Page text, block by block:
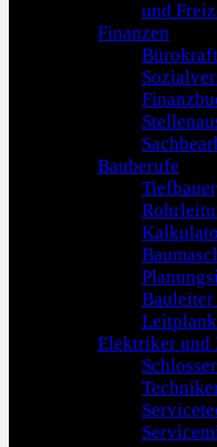
und
Finanzen
Bürokraft
Bauberufe
Elektriker und